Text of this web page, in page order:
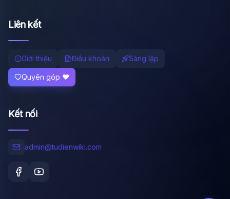
Liên kết
Giới thiệu Điều khoản Sáng lập
Quyên góp ❤️
Kết nối
admin@tudienwiki.com